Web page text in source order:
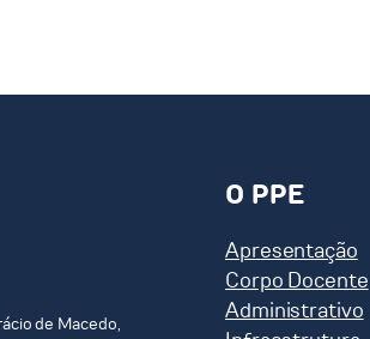
de Macedo,
O PPE
Apresentação
Corpo Docente
Administrativo